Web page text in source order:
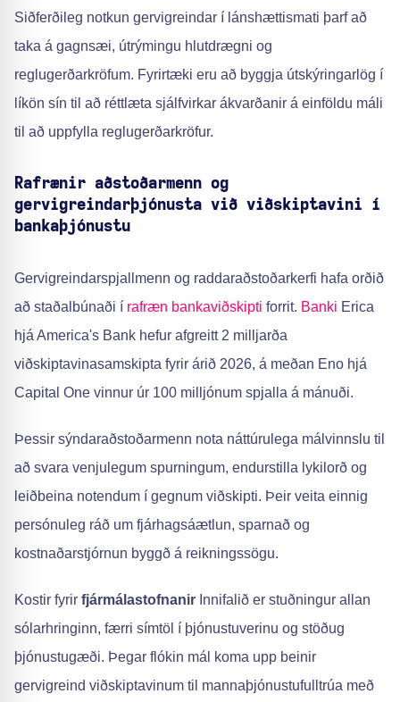
Siðferðileg notkun gervigreindar í lánshættismati þarf að
taka á gagnsæi, útrýmingu hlutdrægni og
reglugerðarkröfum. Fyrirtæki eru að byggja útskýringarlög í
líkön sín til að réttlæta sjálfvirkar ákvarðanir á einföldu máli
til að uppfylla reglugerðarkröfur.
Rafrænir aðstoðarmenn og
gervigreindarþjónusta við viðskiptavini í
bankaþjónustu
Gervigreindarspjallmenn og raddaraðstoðarkerfi hafa orðið
að staðalbúnaði í rafræn bankaviðskipti forrit. Banki Erica
hjá America's Bank hefur afgreitt 2 milljarða
viðskiptavinasamskipta fyrir árið 2026, á meðan Eno hjá
Capital One vinnur úr 100 milljónum spjalla á mánuði.
Þessir sýndaraðstoðarmenn nota náttúrulega málvinnslu til
að svara venjulegum spurningum, endurstilla lykilorð og
leiðbeina notendum í gegnum viðskipti. Þeir veita einnig
persónuleg ráð um fjárhagsáætlun, sparnað og
kostnaðarstjórnun byggð á reikningssögu.
Kostir fyrir fjármálastofnanir Innifalið er stuðningur allan
sólarhringinn, færri símtöl í þjónustuverinu og stöðug
þjónustugæði. Þegar flókin mál koma upp beinir
gervigreind viðskiptavinum til mannaþjónustufulltrúa með